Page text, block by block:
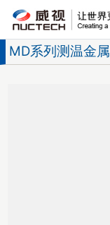
MD系列测温金